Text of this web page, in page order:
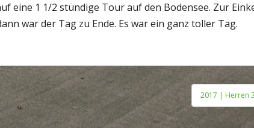
eine 1 1/2 stündige Tour auf den Bodensee. Zur
war der Tag zu Ende. Es war ein ganz toller Tag.
2017 | Herren